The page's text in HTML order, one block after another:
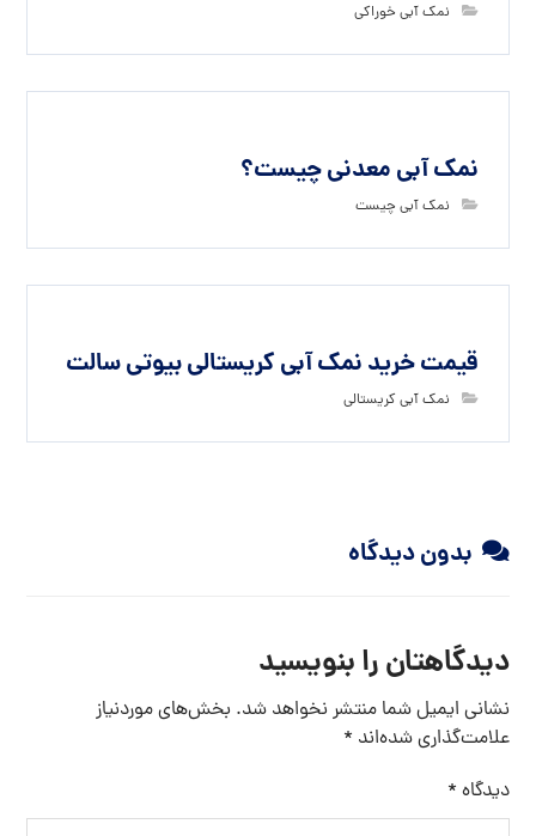
نمک آبی خوراکی
نمک آبی معدنی چیست؟
نمک آبی چیست
قیمت خرید نمک آبی کریستالی بیوتی سالت
نمک آبی کریستالی
بدون دیدگاه
دیدگاهتان را بنویسید
نشانی ایمیل شما منتشر نخواهد شد. بخش‌های موردنیاز
علامت‌گذاری شده‌اند *
دیدگاه *